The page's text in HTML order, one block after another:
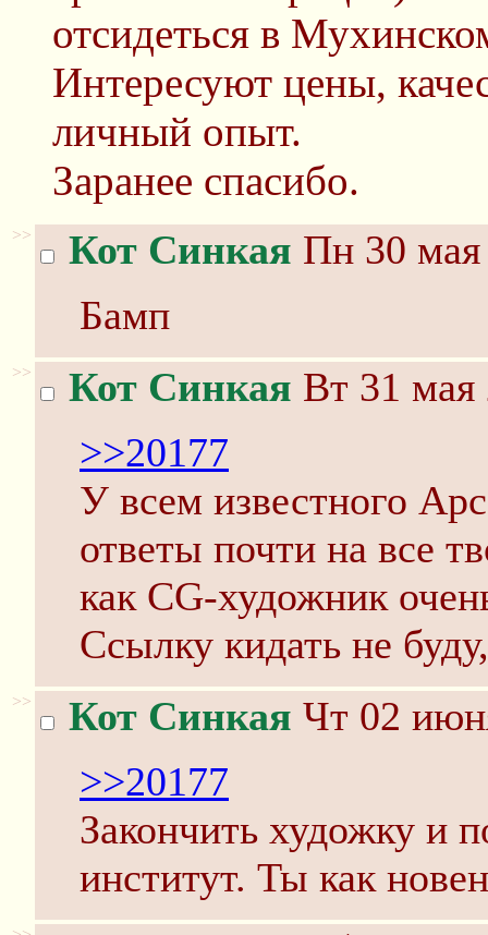
отсидеться в
Интересуют цены,
личный опыт.
Заранее спасибо.
>> Кот Синкая Пн 30 мая
Бамп
>> Кот Синкая Вт 31 мая
>>20177
У всем известного
ответы почти на все
как CG-художник
Ссылку кидать не
>> Кот Синкая Чт 02
>>20177
Закончить художку и
институт. Ты как